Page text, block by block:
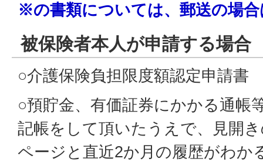
※の書類については、郵送の場
被保険者本人が申請する場合
○介護保険負担限度額認定申請書
○預貯金、有価証券にかかる通帳
記帳をして頂いたうえで、見開
ページと直近2か月の履歴がわか